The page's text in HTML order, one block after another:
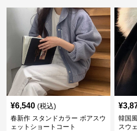
¥6,540 (税込)
春新作 スタンドカラー ボアスウ
ェットショートコート
¥
韓国
スウ